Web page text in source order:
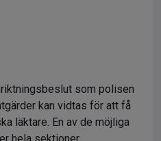
som polisen
kan vidtas för att få
läktare. En av de möjliga